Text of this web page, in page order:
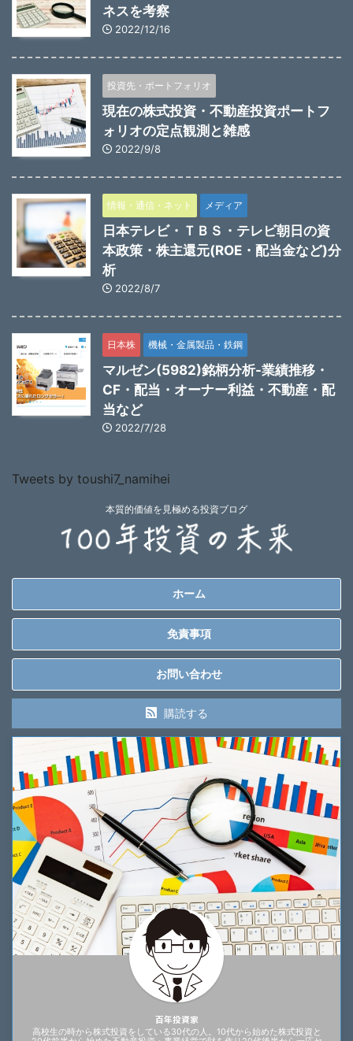
ネスを考察
2022/12/16
投資先・ポートフォリオ
現在の株式投資・不動産投資ポートフ
ォリオの定点観測と雑感
2022/9/8
情報・通信・ネット メディア
日本テレビ・ＴＢＳ・テレビ朝日の資
本政策・株主還元(ROE・配当金など)分
析
2022/8/7
日本株 機械・金属製品・鉄鋼
マルゼン(5982)銘柄分析-業績推移・
CF・配当・オーナー利益・不動産・配
当など
2022/7/28
Tweets by toushi7_namihei
本質的価値を見極める投資ブログ
ホーム
免責事項
お問い合わせ
購読する
百年投資家
高校生の時から株式投資をしている30代の人。10代から始めた株式投資と